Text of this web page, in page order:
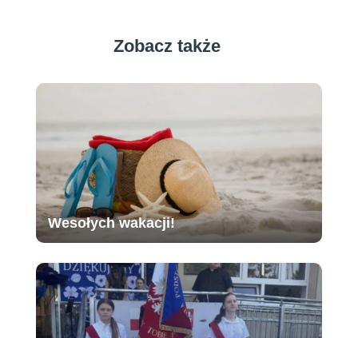
Zobacz także
Wesołych wakacji!